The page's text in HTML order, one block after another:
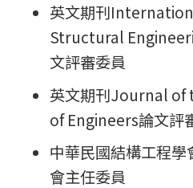
英文期刊
Structural
文評審委員
英文期刊Journal
of Engineers論文評
中華民國結構工程
會主任委員